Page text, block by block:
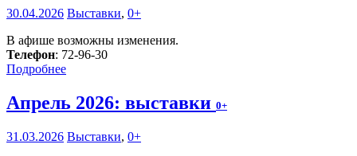
30.04.2026 Выставки, 0+
В афише возможны изменения.
Телефон: 72-96-30
Подробнее
Апрель 2026: выставки 0+
31.03.2026 Выставки, 0+